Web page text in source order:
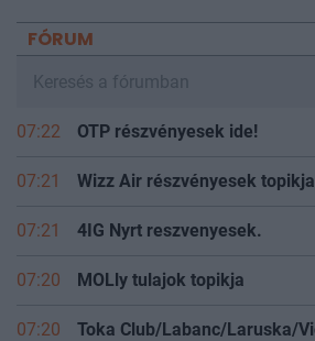
FÓRUM
07:22 OTP részvényesek ide!
07:21 Wizz Air részvényesek topikja
07:21 4IG Nyrt reszvenyesek.
07:20 MOLly tulajok topikja
07:20